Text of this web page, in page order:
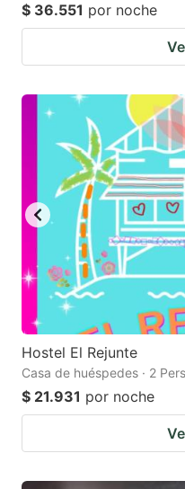
$ 36.551 por noche
Hostel El Rejunte
Casa de huéspedes · 2
$ 21.931 por noche